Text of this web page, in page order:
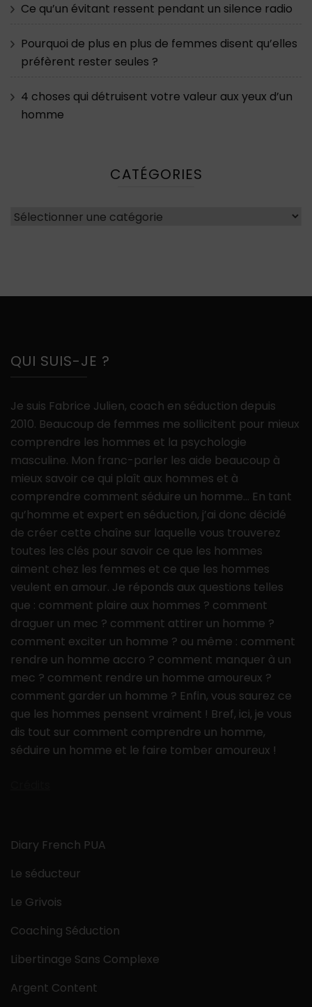
Ce qu’un évitant ressent pendant un silence radio
Pourquoi de plus en plus de femmes disent qu’elles
préfèrent rester seules ?
4 choses qui détruisent votre valeur aux yeux d’un
homme
CATÉGORIES
Catégories
QUI SUIS-JE ?
Je suis Fabrice Julien, coach en séduction depuis
2010. Beaucoup de femmes me sollicitent pour mieux
comprendre les hommes et la psychologie
masculine. Mon franc-parler les aide beaucoup à
mieux savoir ce qui plaît aux hommes et à
comprendre comment séduire un homme… En tant
qu’homme et expert en séduction, j’ai donc décidé
de créer cette chaîne sur laquelle vous trouverez
toutes les clés pour savoir ce que les hommes
aiment chez les femmes et ce que les hommes
veulent en amour. Je réponds aux questions telles
que : comment plaire aux hommes ? comment
draguer un mec ? comment attirer un homme ?
comment exciter un homme ? ou même : comment
rendre un homme accro ? comment manquer à un
mec ? comment rendre un homme amoureux ?
comment garder un homme ? Enfin, vous saurez ce
que les hommes pensent vraiment ! Bref, ici, je vous
dis tout sur comment comprendre un homme,
séduire un homme et le faire tomber amoureux !
Diary French PUA
Le séducteur
Le Grivois
Coaching Séduction
Libertinage Sans Complexe
Argent Content